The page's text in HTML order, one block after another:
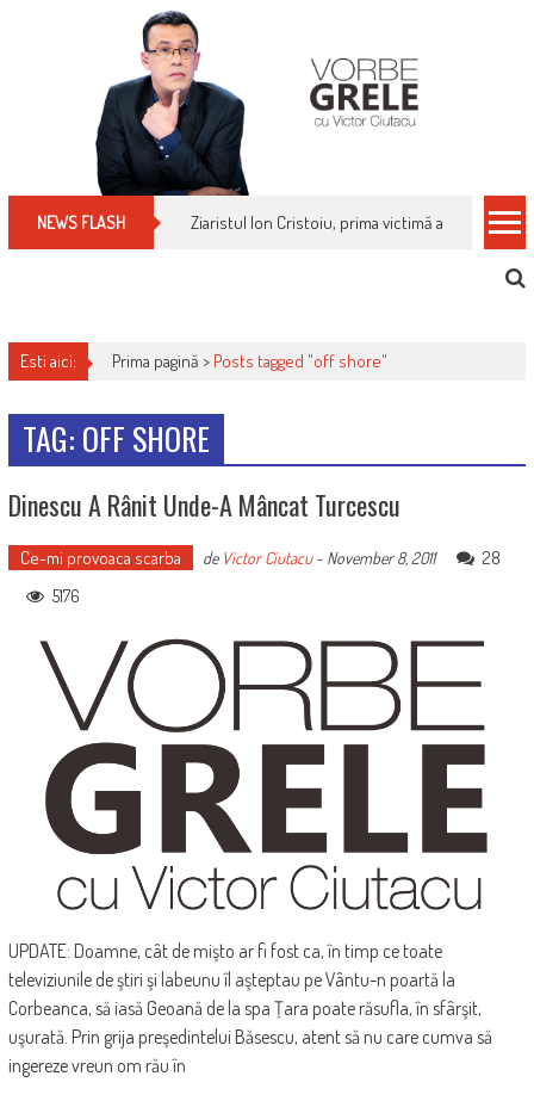
NEWS FLASH Ziaristul Ion Cristoiu, prima victimă a noi
Esti aici: Prima pagină > Posts tagged "off shore"
TAG: OFF SHORE
Dinescu A Rânit Unde-A Mâncat Turcescu
Ce-mi provoaca scarba de Victor Ciutacu- November 8, 2011
28
5176
UPDATE: Doamne, cât de mişto ar fi fost ca, în timp ce toate
televiziunile de ştiri şi labeunu îl aşteptau pe Vântu-n poartă la
Corbeanca, să iasă Geoană de la spa Ţara poate răsufla, în sfârşit,
uşurată. Prin grija preşedintelui Băsescu, atent să nu care cumva să
ingereze vreun om rău în